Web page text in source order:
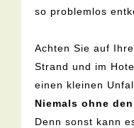
so problemlos
Achten Sie auf
Strand und im
einen kleinen
Niemals ohne
Denn sonst kann